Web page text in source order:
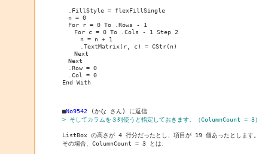
.FillStyle = flexFillSingle
n = 0
For r = 0 To .Rows - 1
For c = 0 To .Cols - 1 Step 2
n = n + 1
.TextMatrix(r, c) = CStr(n)
Next
Next
.Row = 0
.Col = 0
End With
■No9542
(かな さん) に返信
> そしてカラムを３列使うと指定しておきます。（ColumnCount = 3）
ListBox の高さが 4 行分だったとし、項目が 19 個あったとします。
その場合、ColumnCount = 3 とは、